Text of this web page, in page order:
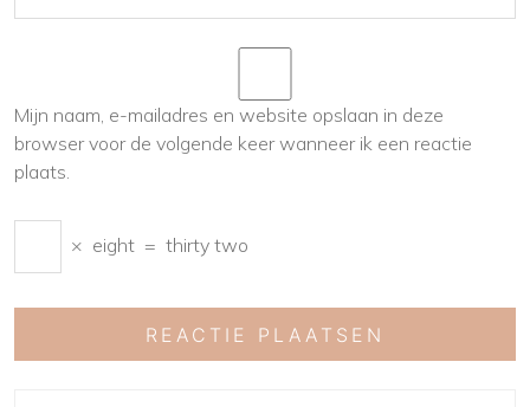
Mijn naam, e-mailadres en website opslaan in deze
browser voor de volgende keer wanneer ik een reactie
plaats.
× eight = thirty two